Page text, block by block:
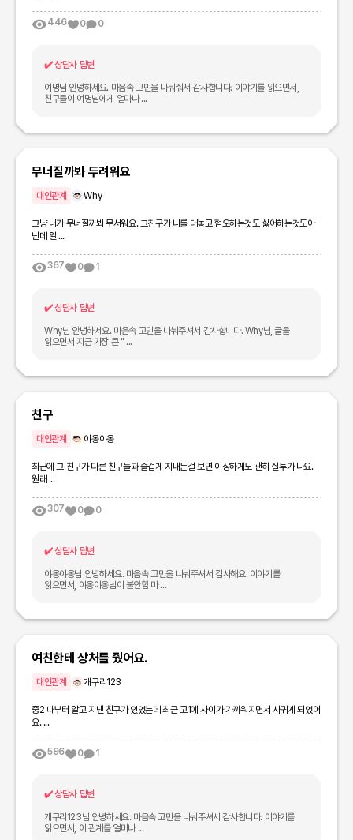
446 0 0
✔️상담사 답변
여명님 안녕하세요. 마음속 고민을 나눠줘서 감사합니다. 이야기를 읽으면서,
친구들이 여명님에게 얼마나 ...
무너질까봐 두려워요
대인관계 Why
그냥 내가 무너질까봐 무서워요. 그친구가 나를 대놓고 혐오하는것도 싫어하는것도아
닌데 일 ...
367 0 1
✔️상담사 답변
Why님 안녕하세요. 마음속 고민을 나눠주셔서 감사합니다. Why님, 글을
읽으면서 지금 가장 큰 " ...
친구
대인관계 야옹야옹
최근에 그 친구가 다른 친구들과 즐겁게 지내는걸 보면 이상하게도 괜히 질투가 나요.
원래 ...
307 0 0
✔️상담사 답변
야옹야옹님 안녕하세요. 마음속 고민을 나눠주셔서 감사해요. 이야기를
읽으면서, 야옹야옹님이 불안함 마 ...
여친한테 상처를 줬어요.
대인관계 개구리123
중2 때부터 알고 지낸 친구가 있었는데 최근 고1에 사이가 가까워지면서 사귀게 되었어
요. ...
596 0 1
✔️상담사 답변
개구리123님 안녕하세요. 마음속 고민을 나눠주셔서 감사합니다. 이야기를
읽으면서, 이 관계를 얼마나 ...